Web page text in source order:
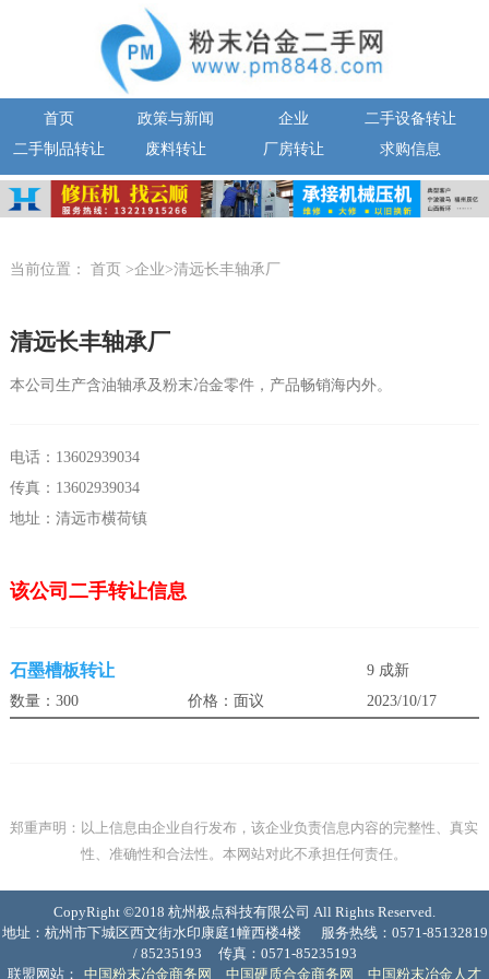
首页 政策与新闻 企业
二手设备转让
二手制品转让
废料转让 厂房转让 求购信息
当前位置： 首页 >企业>清远长丰轴承厂
清远长丰轴承厂
本公司生产含油轴承及粉末冶金零件，产品畅销海内外。
电话：13602939034
传真：13602939034
地址：清远市横荷镇
该公司二手转让信息
石墨槽板转让
9 成新
数量：300
价格：面议 2023/10/17
郑重声明：以上信息由企业自行发布，该企业负责信息内容的完整性、真实
性、准确性和合法性。本网站对此不承担任何责任。
CopyRight ©2018 杭州极点科技有限公司 All Rights Reserved.
地址：杭州市下城区西文街水印康庭1幢西楼4楼
服务热线：0571-85132819
/ 85235193
传真：0571-85235193
联盟网站：
中国粉末冶金商务网 中国硬质合金商务网 中国粉末冶金人才